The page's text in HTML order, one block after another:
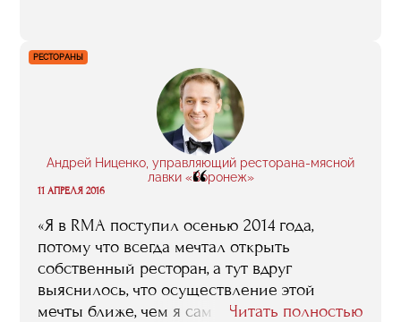
вниманию наиболее интересные
фрагменты рассказанного Михаилом
Коноваловым, Марикой Капанадзе и
РЕСТОРАНЫ
Андрей Ниценко, управляющий ресторана-мясной
лавки «Воронеж»
“
11 АПРЕЛЯ 2016
«Я в RMA поcтупил осенью 2014 года,
потому что всегда мечтал открыть
собственный ресторан, а тут вдруг
выяснилось, что осуществление этой
мечты ближе, чем я сам мог подумать.
Читать полностью